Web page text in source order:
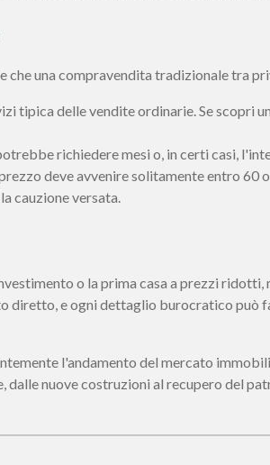
una compravendita tradizionale tra
tipica delle vendite ordinarie. Se scopri
richiedere mesi o, in certi casi,
deve avvenire solitamente entro 60
cauzione versata.
o la prima casa a prezzi ridotti,
diretto, e ogni dettaglio burocratico può
l'andamento del mercato
nuove costruzioni al recupero del